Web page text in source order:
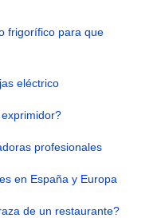
frigorífico para que
eléctrico
profesionales
en España y Europa
de un restaurante?